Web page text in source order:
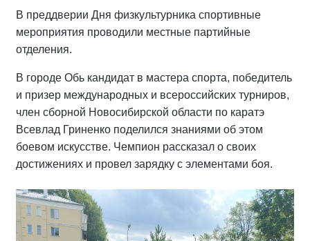
В преддверии Дня физкультурника спортивные
мероприятия проводили местные партийные
отделения.
В городе Обь кандидат в мастера спорта, победитель
и призер международных и всероссийских турниров,
член сборной Новосибирской области по каратэ
Всевлад Гриненко поделился знаниями об этом
боевом искусстве. Чемпион рассказал о своих
достижениях и провел зарядку с элементами боя.